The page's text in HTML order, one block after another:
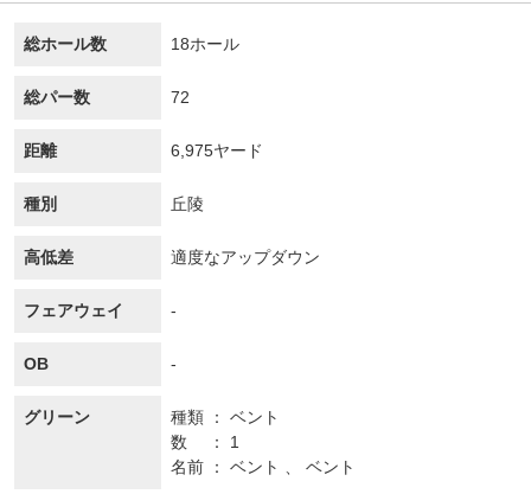
総ホール数 18ホール
総パー数 72
距離 6,975ヤード
種別 丘陵
高低差 適度なアップダウン
フェアウェイ -
OB -
グリーン 種類
ベント
数
1
名前
ベント 、 ベント